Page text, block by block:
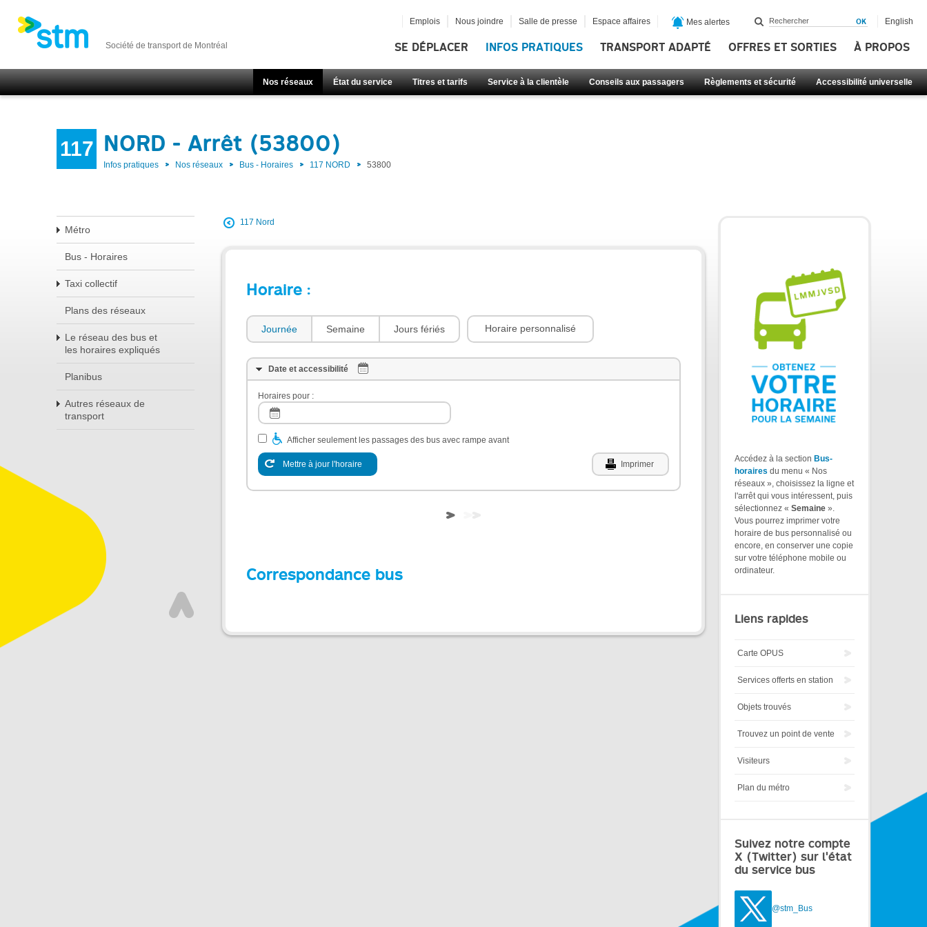
Société de transport de Montréal SE DÉPLACER INFOS PRATIQUES TRANSPORT ADAPTÉ OFFRES ET SORTIES À PROPOS
Nos réseaux État du service Titres et tarifs Service à la clientèle Conseils aux passagers Règlements et sécurité Accessibilité universelle
Emplois Nous joindre Salle de presse Espace affaires Mes alertes English
117 NORD - Arrêt (53800)
Infos pratiques Nos réseaux Bus - Horaires 117 NORD 53800
Métro
Bus - Horaires
Taxi collectif
Plans des réseaux
Le réseau des bus et
les horaires expliqués
Planibus
Autres réseaux de
transport
117 Nord
Horaire :
Journée Semaine Jours fériés Horaire personnalisé
Date et accessibilité
Horaires pour :
Afficher seulement les passages des bus avec rampe avant
Mettre à jour l'horaire Imprimer
Correspondance bus
Accédez à la section Bus-
horaires du menu « Nos
réseaux », choisissez la ligne et
l'arrêt qui vous intéressent, puis
sélectionnez « Semaine ».
Vous pourrez imprimer votre
horaire de bus personnalisé ou
encore, en conserver une copie
sur votre téléphone mobile ou
ordinateur.
Liens rapides
Carte OPUS
Services offerts en station
Objets trouvés
Trouvez un point de vente
Visiteurs
Plan du métro
Suivez notre compte
X (Twitter) sur l'état
du service bus
@stm_Bus